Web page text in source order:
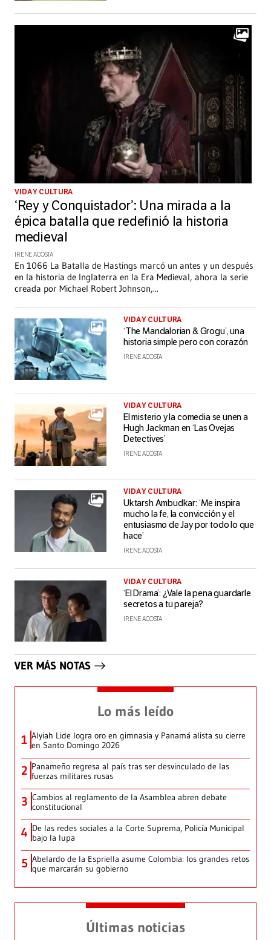
VIDA Y CULTURA
‘Rey y Conquistador’: Una mirada a la
épica batalla que redefinió la historia
medieval
IRENE ACOSTA
En 1066 La Batalla de Hastings marcó un antes y un después
en la historia de Inglaterra en la Era Medieval, ahora la serie
creada por Michael Robert Johnson,...
VIDA Y CULTURA
‘The Mandalorian & Grogu’, una
historia simple pero con corazón
IRENE ACOSTA
VIDA Y CULTURA
El misterio y la comedia se unen a
Hugh Jackman en ‘Las Ovejas
Detectives’
IRENE ACOSTA
VIDA Y CULTURA
Uktarsh Ambudkar: ‘Me inspira
mucho la fe, la convicción y el
entusiasmo de Jay por todo lo que
hace’
IRENE ACOSTA
VIDA Y CULTURA
‘El Drama’: ¿Vale la pena guardarle
secretos a tu pareja?
IRENE ACOSTA
VER MÁS NOTAS
Lo más leído
1 Alyiah Lide logra oro en gimnasia y Panamá alista su cierre
en Santo Domingo 2026
2 Panameño regresa al país tras ser desvinculado de las
fuerzas militares rusas
3 Cambios al reglamento de la Asamblea abren debate
constitucional
4 De las redes sociales a la Corte Suprema, Policía Municipal
bajo la lupa
5 Abelardo de la Espriella asume Colombia: los grandes retos
que marcarán su gobierno
Últimas noticias